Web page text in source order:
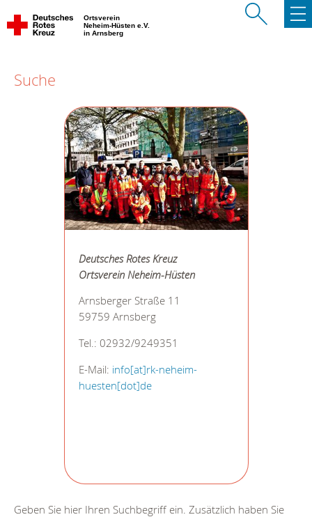
Ortsverein
Neheim-Hüsten e.V.
in Arnsberg
Suche
Deutsches Rotes Kreuz
Ortsverein Neheim-Hüsten
Arnsberger Straße 11
59759 Arnsberg
Tel.: 02932/9249351
E-Mail: info[at]rk-neheim-
huesten[dot]de
Geben Sie hier Ihren Suchbegriff ein. Zusätzlich haben Sie